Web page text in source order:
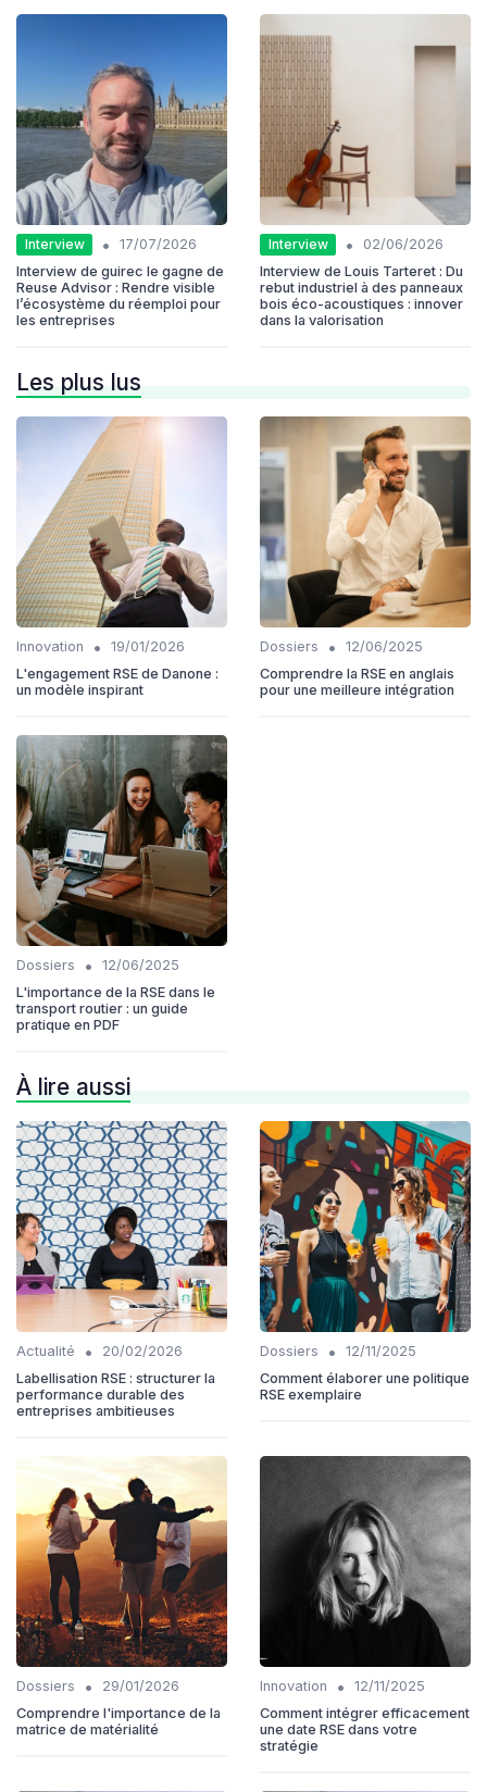
Interview •
17/07/2026
Interview de guirec le gagne de
Reuse Advisor : Rendre visible
l’écosystème du réemploi pour
les entreprises
Interview •
02/06/2026
Interview de Louis Tarteret : Du
rebut industriel à des panneaux
bois éco-acoustiques : innover
dans la valorisation
Les plus lus
Innovation •
19/01/2026
L'engagement RSE de Danone :
un modèle inspirant
Dossiers •
12/06/2025
Comprendre la RSE en anglais
pour une meilleure intégration
Dossiers •
12/06/2025
L'importance de la RSE dans le
transport routier : un guide
pratique en PDF
À lire aussi
Actualité •
20/02/2026
Labellisation RSE : structurer la
performance durable des
entreprises ambitieuses
Dossiers •
12/11/2025
Comment élaborer une politique
RSE exemplaire
Dossiers •
29/01/2026
Comprendre l'importance de la
matrice de matérialité
Innovation •
12/11/2025
Comment intégrer efficacement
une date RSE dans votre
stratégie